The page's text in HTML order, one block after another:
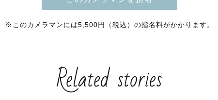
の中からご覧いただきありがとうございます。
北部九州を拠点に活動しているカメラマンのたくやで
※このカメラマンには5,500円（税込）の指名料がかかります。
Related stories